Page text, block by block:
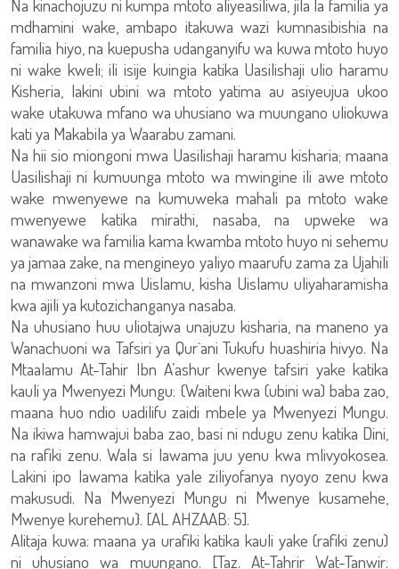
Na kinachojuzu ni kumpa mtoto aliyeasiliwa, jila la familia ya
mdhamini wake, ambapo itakuwa wazi kumnasibishia na
familia hiyo, na kuepusha udanganyifu wa kuwa mtoto huyo
ni wake kweli; ili isije kuingia katika Uasilishaji ulio haramu
Kisheria, lakini ubini wa mtoto yatima au asiyeujua ukoo
wake utakuwa mfano wa uhusiano wa muungano uliokuwa
kati ya Makabila ya Waarabu zamani.
Na hii sio miongoni mwa Uasilishaji haramu kisharia; maana
Uasilishaji ni kumuunga mtoto wa mwingine ili awe mtoto
wake mwenyewe na kumuweka mahali pa mtoto wake
mwenyewe katika mirathi, nasaba, na upweke wa
wanawake wa familia kama kwamba mtoto huyo ni sehemu
ya jamaa zake, na mengineyo yaliyo maarufu zama za Ujahili
na mwanzoni mwa Uislamu, kisha Uislamu uliyaharamisha
kwa ajili ya kutozichanganya nasaba.
Na uhusiano huu uliotajwa unajuzu kisharia, na maneno ya
Wanachuoni wa Tafsiri ya Qur`ani Tukufu huashiria hivyo. Na
Mtaalamu At-Tahir Ibn A’ashur kwenye tafsiri yake katika
kauli ya Mwenyezi Mungu: {Waiteni kwa (ubini wa) baba zao,
maana huo ndio uadilifu zaidi mbele ya Mwenyezi Mungu.
Na ikiwa hamwajui baba zao, basi ni ndugu zenu katika Dini,
na rafiki zenu. Wala si lawama juu yenu kwa mlivyokosea.
Lakini ipo lawama katika yale ziliyofanya nyoyo zenu kwa
makusudi. Na Mwenyezi Mungu ni Mwenye kusamehe,
Mwenye kurehemu}. [AL AHZAAB: 5].
Alitaja kuwa: maana ya urafiki katika kauli yake (rafiki zenu)
ni uhusiano wa muungano. [Taz. At-Tahrir Wat-Tanwir: